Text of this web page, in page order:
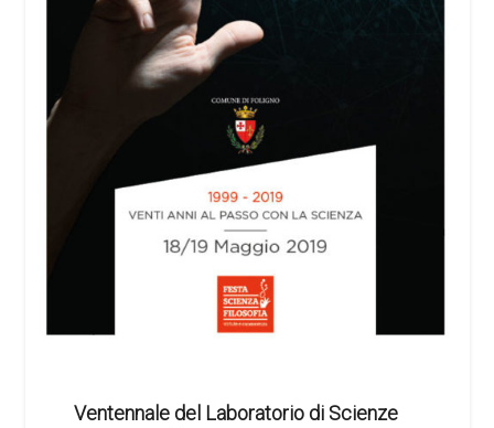
Ventennale del Laboratorio di Scienze